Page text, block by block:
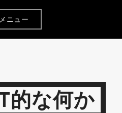
メニュー
的な何か